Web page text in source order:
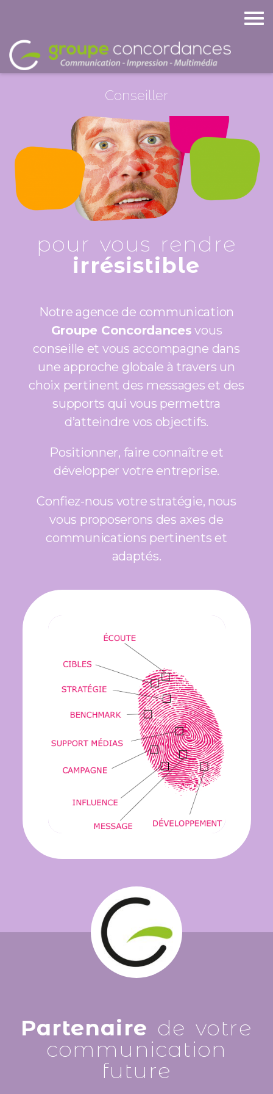
Conseiller
pour vous rendre
irrésistible
Notre agence de communication
Groupe Concordances vous
conseille et vous accompagne dans
une approche globale à travers un
choix pertinent des messages et des
supports qui vous permettra
d’atteindre vos objectifs.
Positionner, faire connaître et
développer votre entreprise.
Confiez-nous votre stratégie, nous
vous proposerons des axes de
communications pertinents et
adaptés.
Partenaire de votre
communication
future